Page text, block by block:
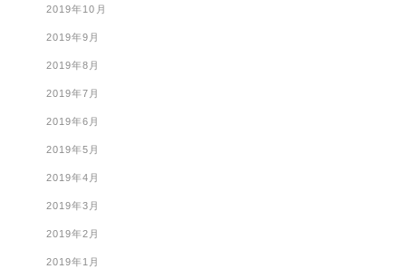
2019年10月
2019年9月
2019年8月
2019年7月
2019年6月
2019年5月
2019年4月
2019年3月
2019年2月
2019年1月